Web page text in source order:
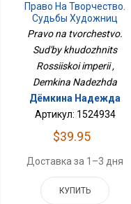
Право На Творчество.
Судьбы Художниц
Российской Империи
Pravo na tvorchestvo.
Sud'by khudozhnits
Rossiiskoi imperii ,
Demkina Nadezhda
Дёмкина Надежда
Артикул: 1524934
$39.95
Доставка за 1–3 дня
КУПИТЬ